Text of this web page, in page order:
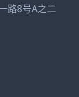
路8号A之二